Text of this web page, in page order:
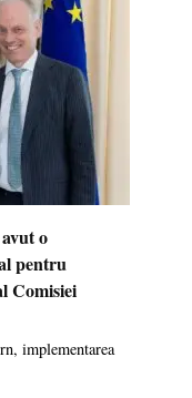
o
pentru
Comisiei
implementarea